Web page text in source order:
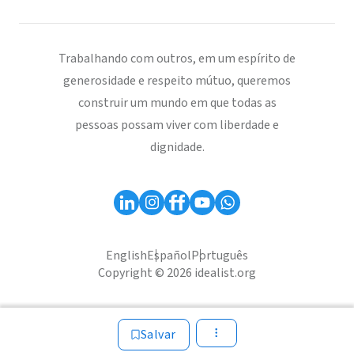
Salvar
Trabalhando com outros, em um espírito de
generosidade e respeito mútuo, queremos
construir um mundo em que todas as
pessoas possam viver com liberdade e
dignidade.
EnglishEspañolPortuguês
Copyright © 2026 idealist.org